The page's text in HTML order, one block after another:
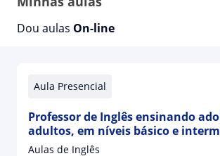
Dou aulas On-line
Aula Presencial
Professor de Inglês ensinando
adultos, em níveis básico e
Aulas de Inglês